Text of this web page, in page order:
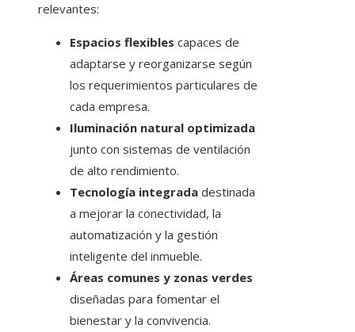
relevantes:
Espacios flexibles capaces de
adaptarse y reorganizarse según
los requerimientos particulares de
cada empresa.
Iluminación natural optimizada
junto con sistemas de ventilación
de alto rendimiento.
Tecnología integrada destinada
a mejorar la conectividad, la
automatización y la gestión
inteligente del inmueble.
Áreas comunes y zonas verdes
diseñadas para fomentar el
bienestar y la convivencia.